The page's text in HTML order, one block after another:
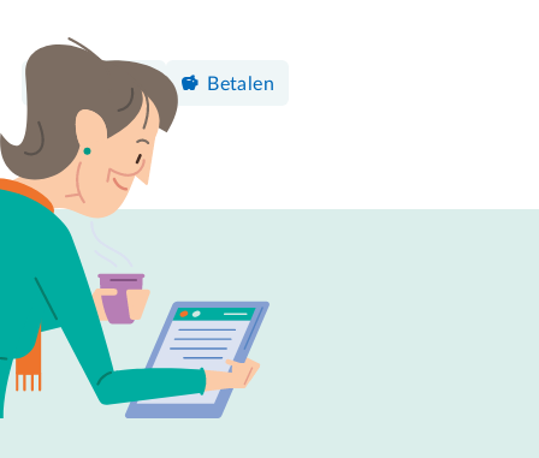
Bankieren Betalen